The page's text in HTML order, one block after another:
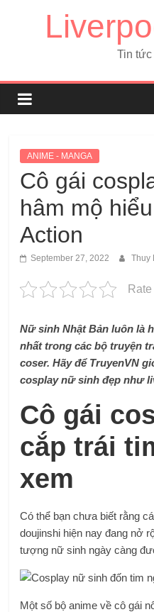
Tin
ANIME - MANGA
Cô gái
hâm mộ
Action
September 27, 2022 Thuy
Nữ sinh Nhật Bản luôn là
nhất trong các bộ truyện
coser. Hãy để TruyenVN
cosplay nữ sinh đẹp như
Cô gái
cắp trái
xem
Có thể bạn chưa biết rằng
doujinshi hiện nay đang nở
tượng nữ sinh ngày càng
Một số bộ anime về cô gái